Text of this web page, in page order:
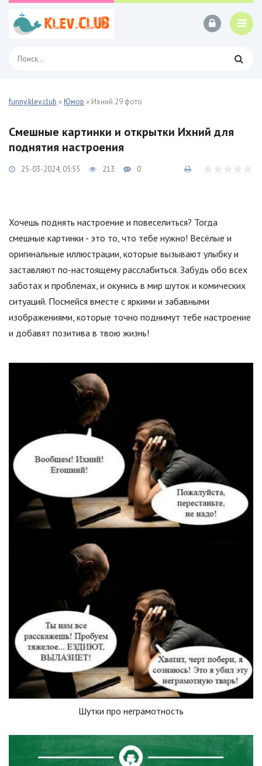
funny.klev.club »Юмор » Ихний 29 фото
Смешные картинки и открытки Ихний для
поднятия настроения
25-03-2024, 05:55 213 0
Хочешь поднять настроение и повеселиться? Тогда
смешные картинки - это то, что тебе нужно! Весёлые и
оригинальные иллюстрации, которые вызывают улыбку и
заставляют по-настоящему расслабиться. Забудь обо всех
заботах и проблемах, и окунись в мир шуток и комических
ситуаций. Посмейся вместе с яркими и забавными
изображениями, которые точно поднимут тебе настроение
и добавят позитива в твою жизнь!
Шутки про неграмотность